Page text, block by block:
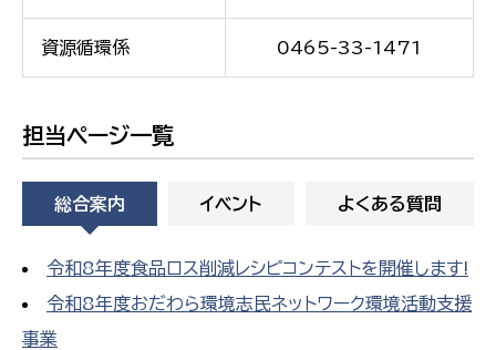
資源循環係 0465-33-1471
担当ページ一覧
総合案内 イベント よくある質問
令和8年度食品ロス削減レシピコンテストを開催します!
令和8年度おだわら環境志民ネットワーク環境活動支援
事業